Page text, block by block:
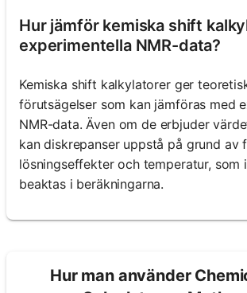
Hur jämför kemiska shift
experimentella NMR-data?
Kemiska shift kalkylatorer ger
förutsägelser som kan jämföras med
NMR-data. Även om de erbjuder
kan diskrepanser uppstå på grund av
lösningseffekter och temperatur, som
beaktas i beräkningarna.
Hur man använder